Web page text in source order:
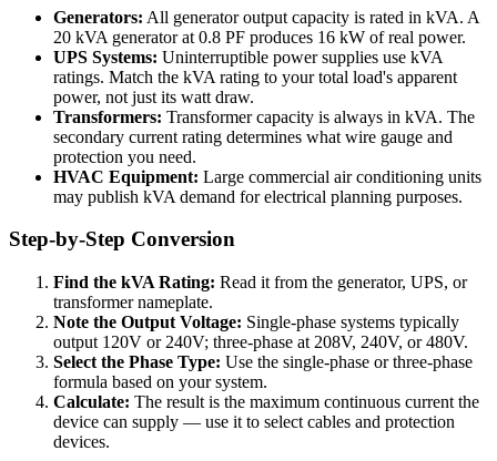
Generators: All generator output capacity is rated in kVA. A
20 kVA generator at 0.8 PF produces 16 kW of real power.
UPS Systems: Uninterruptible power supplies use kVA
ratings. Match the kVA rating to your total load's apparent
power, not just its watt draw.
Transformers: Transformer capacity is always in kVA. The
secondary current rating determines what wire gauge and
protection you need.
HVAC Equipment: Large commercial air conditioning units
may publish kVA demand for electrical planning purposes.
Step-by-Step Conversion
Find the kVA Rating: Read it from the generator, UPS, or
transformer nameplate.
Note the Output Voltage: Single-phase systems typically
output 120V or 240V; three-phase at 208V, 240V, or 480V.
Select the Phase Type: Use the single-phase or three-phase
formula based on your system.
Calculate: The result is the maximum continuous current the
device can supply — use it to select cables and protection
devices.